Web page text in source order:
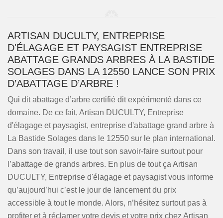
ARTISAN DUCULTY, ENTREPRISE
D'ÉLAGAGE ET PAYSAGIST ENTREPRISE
ABATTAGE GRANDS ARBRES À LA BASTIDE
SOLAGES DANS LA 12550 LANCE SON PRIX
D’ABATTAGE D’ARBRE !
Qui dit abattage d’arbre certifié dit expérimenté dans ce
domaine. De ce fait, Artisan DUCULTY, Entreprise
d'élagage et paysagist, entreprise d'abattage grand arbre à
La Bastide Solages dans le 12550 sur le plan international.
Dans son travail, il use tout son savoir-faire surtout pour
l’abattage de grands arbres. En plus de tout ça Artisan
DUCULTY, Entreprise d'élagage et paysagist vous informe
qu’aujourd’hui c’est le jour de lancement du prix
accessible à tout le monde. Alors, n’hésitez surtout pas à
profiter et à réclamer votre devis et votre prix chez Artisan